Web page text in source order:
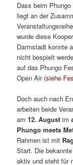
Dass beim
liegt an der
wurde diese
Darmstadt konnte
nicht bespielt
auf das Phungo
Open Air (siehe
Doch auch nach
arbeiten beide
am12. August im
Phungo meets
Rahmen ist mit
Start. Die
aktiv und steht für